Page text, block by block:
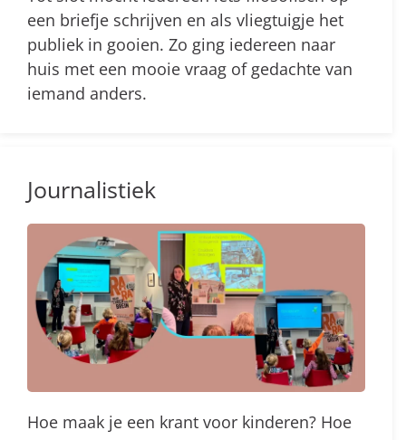
een briefje schrijven en als vliegtuigje het
publiek in gooien. Zo ging iedereen naar
huis met een mooie vraag of gedachte van
iemand anders.
Journalistiek
Hoe maak je een krant voor kinderen? Hoe